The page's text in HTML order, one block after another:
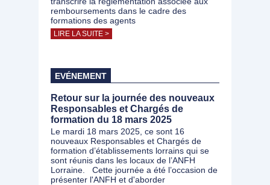
remboursements dans le cadre des
formations des agents
LIRE LA SUITE >
EVÉNEMENT
Retour sur la journée des nouveaux
Responsables et Chargés de
formation du 18 mars 2025
Le mardi 18 mars 2025, ce sont 16
nouveaux Responsables et Chargés de
formation d’établissements lorrains qui se
sont réunis dans les locaux de l’ANFH
Lorraine. Cette journée a été l’occasion de
présenter l'ANFH et d'aborder